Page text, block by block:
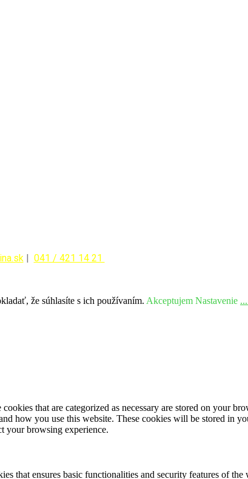
041 / 421 14 21
že súhlasíte s ich používaním. Akceptujem Nastavenie
that are categorized as necessary are stored on your
how you use this website. These cookies will be stored in
your browsing experience.
that ensures basic functionalities and security features of the